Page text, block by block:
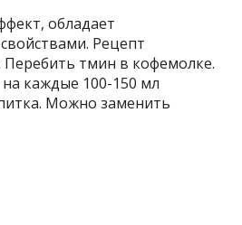
обладает
Рецепт
Перебить тмин в кофемолке.
каждые 100-150 мл
Можно заменить